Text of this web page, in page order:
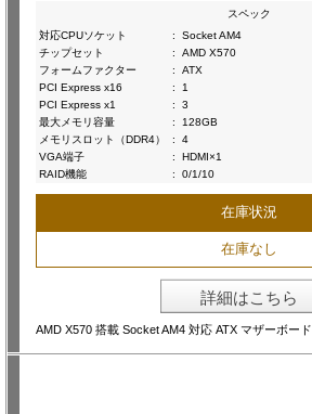
スペック
対応CPUソケット
:
Socket AM4
チップセット
:
AMD X570
フォームファクター
:
ATX
PCI Express x16
:
1
PCI Express x1
:
3
最大メモリ容量
:
128GB
メモリスロット（DDR4）
:
4
VGA端子
:
HDMI×1
RAID機能
: 0/1/10
在庫状況
在庫なし
詳細はこちら
AMD X570 搭載 Socket AM4 対応 ATX マザーボード